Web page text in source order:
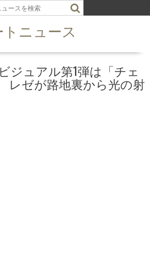
ニュース
ビジュアル第1弾は「チェ
レゼが路地裏から光の射